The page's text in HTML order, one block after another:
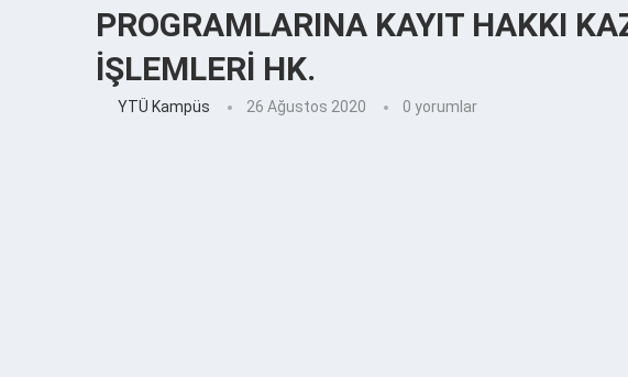
PROGRAMLARINA KAYIT HAKKI
İŞLEMLERİ HK.
YTÜ Kampüs 26 Ağustos 2020 0 yorumlar